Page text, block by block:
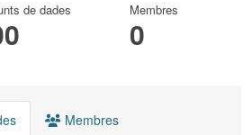
de dades Membres
0
Membres